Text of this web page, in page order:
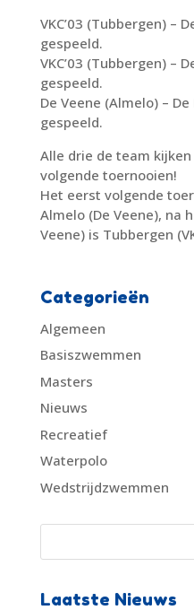
VKC’03 (Tubbergen)
gespeeld.
VKC’03 (Tubbergen) –
gespeeld.
De Veene (Almelo) –
gespeeld.
Alle drie de team
volgende toernooien!
Het eerst volgende
Almelo (De Veene), na
Veene) is Tubbergen
Categorieën
Algemeen
Basiszwemmen
Masters
Nieuws
Recreatief
Waterpolo
Wedstrijdzwemmen
Laatste Nieuws